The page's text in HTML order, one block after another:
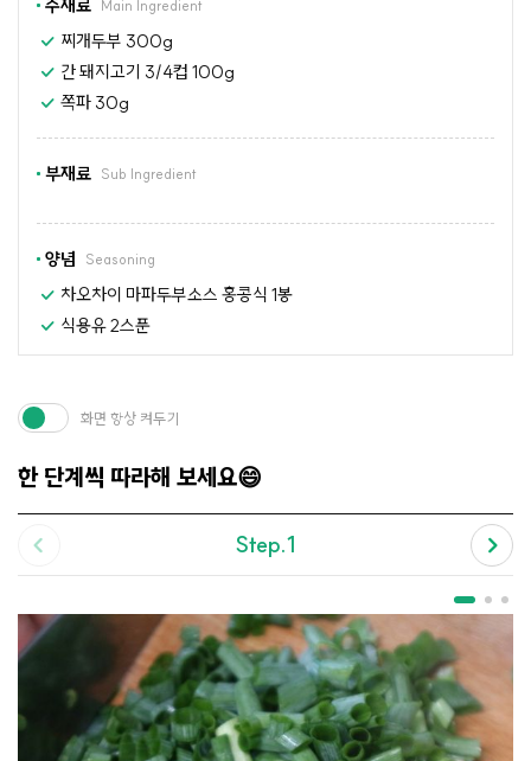
주재료 Main Ingredient
찌개두부 300g
간 돼지고기 3/4컵 100g
쪽파 30g
부재료 Sub Ingredient
양념 Seasoning
차오차이 마파두부소스 홍콩식 1봉
식용유 2스푼
한 단계씩 따라해 보세요😄
화면 항상 켜두기
Step.1